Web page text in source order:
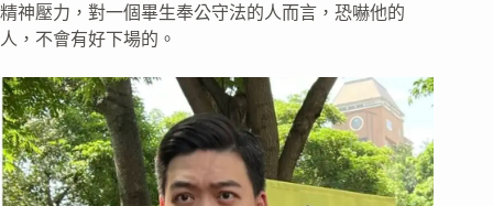
精神壓力，對一個畢生奉公守法的人而言，恐嚇他的
人，不會有好下場的。